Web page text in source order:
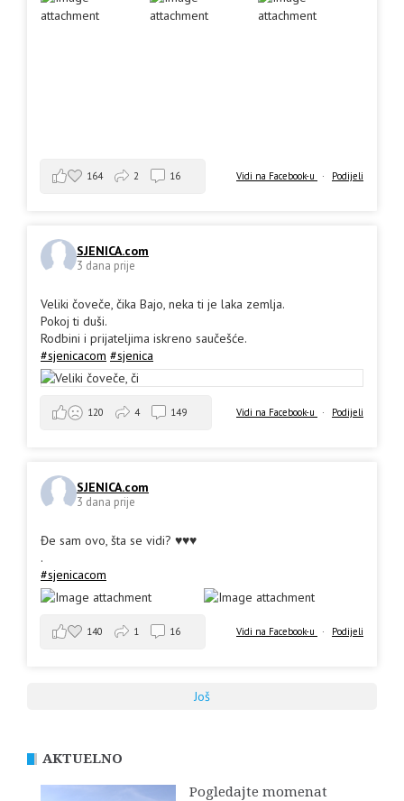
Vidi na Facebook-u · Podijeli
164 2 16
SJENICA.com
3 dana prije
Veliki čoveče, čika Bajo, neka ti je laka zemlja.
Pokoj ti duši.
Rodbini i prijateljima iskreno saučešće.
#sjenicacom #sjenica
Vidi na Facebook-u · Podijeli
120 4 149
SJENICA.com
3 dana prije
Đe sam ovo, šta se vidi? ♥️♥️♥️
.
#sjenicacom
Vidi na Facebook-u · Podijeli
140 1 16
Još
AKTUELNO
Pogledajte momenat